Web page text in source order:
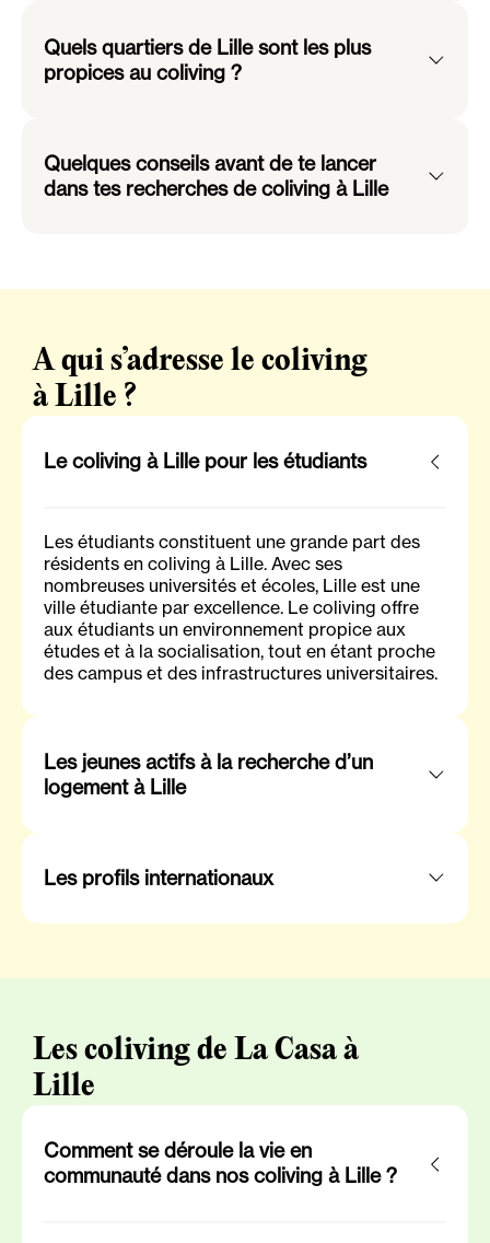
Quels quartiers de Lille sont les plus
propices au coliving ?
Quelques conseils avant de te lancer
dans tes recherches de coliving à Lille
A qui s’adresse le coliving
à Lille ?
Le coliving à Lille pour les étudiants
Les étudiants constituent une grande part des
résidents en coliving à Lille. Avec ses
nombreuses universités et écoles, Lille est une
ville étudiante par excellence. Le coliving offre
aux étudiants un environnement propice aux
études et à la socialisation, tout en étant proche
des campus et des infrastructures universitaires.
Les jeunes actifs à la recherche d’un
logement à Lille
Les profils internationaux
Les coliving de La Casa à
Lille
Comment se déroule la vie en
communauté dans nos coliving à Lille ?